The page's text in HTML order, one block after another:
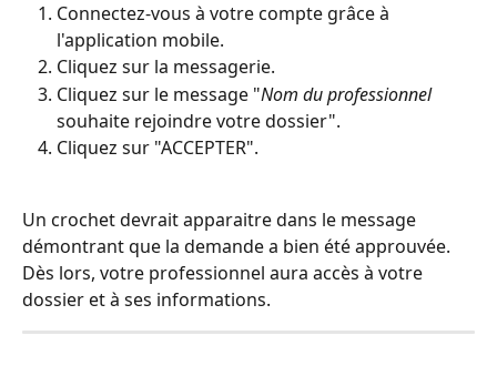
Connectez-vous à votre compte grâce à
l'application mobile.
Cliquez sur la messagerie.
Cliquez sur le message "Nom du professionnel
souhaite rejoindre votre dossier".
Cliquez sur "ACCEPTER".
Un crochet devrait apparaitre dans le message
démontrant que la demande a bien été approuvée.
Dès lors, votre professionnel aura accès à votre
dossier et à ses informations.